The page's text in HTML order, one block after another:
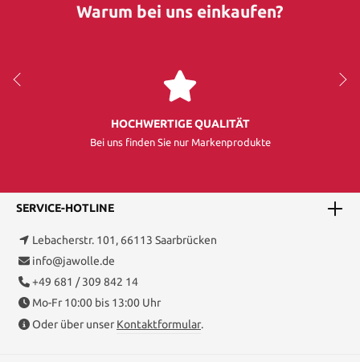
Warum bei uns einkaufen?
HOCHWERTIGE QUALITÄT
Bei uns finden Sie nur Markenprodukte
SERVICE-HOTLINE
Lebacherstr. 101, 66113 Saarbrücken
info@jawolle.de
+49 681 / 309 842 14
Mo-Fr 10:00 bis 13:00 Uhr
Oder über unser Kontaktformular.